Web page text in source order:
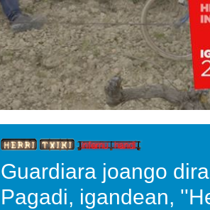
Guardiara joango
Pagadi, igandean,